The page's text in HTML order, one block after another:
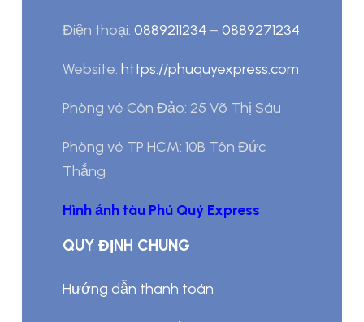
Điện thoại: 0889211234 – 0889271234
Website: https://phuquyexpress.com
Phòng vé Côn Đảo: 25 Võ Thị Sáu
Phòng vé TP HCM: 10B Tôn Đức
Thắng
Hình ảnh tàu Phú Quý Express
QUY ĐỊNH CHUNG
Hướng dẫn thanh toán